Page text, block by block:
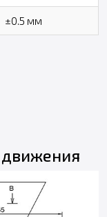
±0.5 мм